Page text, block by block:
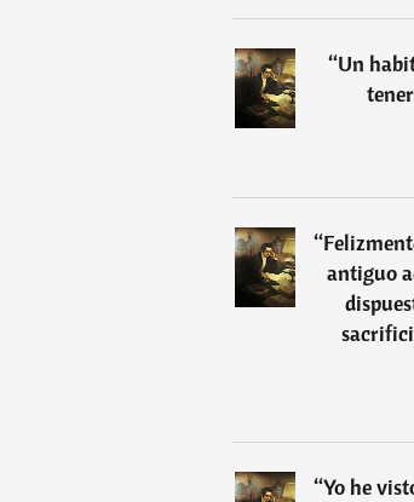
“Un
“
antiguo
“Yo he